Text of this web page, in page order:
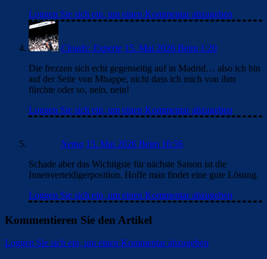
Loggen Sie sich ein, um einen Kommentar abzugeben
Clouds: Experte 15. Mai 2026 Beim 1:20
Die frezzen sich echt gegenseitig auf in Madrid… also ich bin
auf der Seite von Mbappe, nicht dass ich mich von ihm
fürchte oder so, nein, nein!
Loggen Sie sich ein, um einen Kommentar abzugeben
Nema 15. Mai 2026 Beim 16:56
Schade aber das Wichtigste für nächste Saison ist die
Innenverteidigerposition. Hoffe man findet eine gute Lösung.
Loggen Sie sich ein, um einen Kommentar abzugeben
Kommentieren Sie den Artikel
Loggen Sie sich ein, um einen Kommentar abzugeben